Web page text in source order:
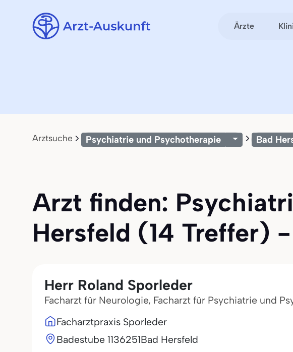
Ärzte
Arztsuche Psychiatrie und Psychotherapie Bad
Arzt finden:
Hersfeld (14 Treffer) -
Herr Roland Sporleder
Facharzt für Neurologie, Facharzt für Psychiatrie und
Facharztpraxis Sporleder
Badestube 1136251Bad Hersfeld